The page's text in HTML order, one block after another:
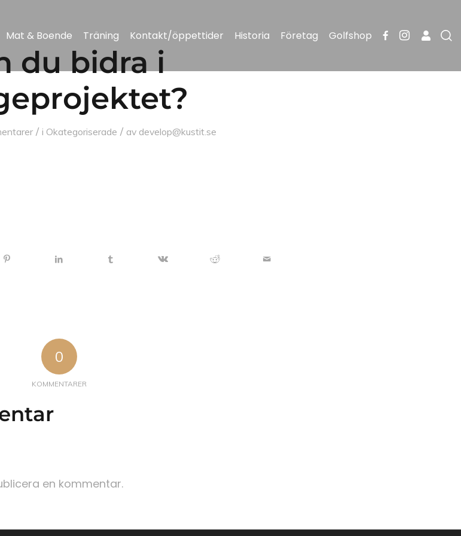
Mat & Boende Träning Kontakt/öppettider Historia Företag Golfshop
du bidra i
/ i Okategoriserade / av develop@kustit.se
0
KOMMENTARER
en kommentar.